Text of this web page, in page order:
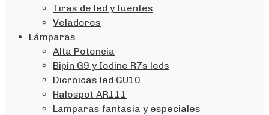
Tiras de led y fuentes
Veladores
Lámparas
Alta Potencia
Bipin G9 y Iodine R7s leds
Dicroicas led GU10
Halospot AR111
Lamparas fantasia y especiales